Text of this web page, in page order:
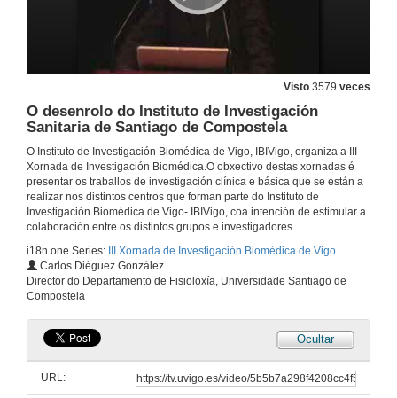
Visto 3579 veces
O desenrolo do Instituto de Investigación
Sanitaria de Santiago de Compostela
O Instituto de Investigación Biomédica de Vigo, IBIVigo, organiza a III
Xornada de Investigación Biomédica.O obxectivo destas xornadas é
presentar os traballos de investigación clínica e básica que se están a
realizar nos distintos centros que forman parte do Instituto de
Investigación Biomédica de Vigo- IBIVigo, coa intención de estimular a
colaboración entre os distintos grupos e investigadores.
i18n.one.Series:
III Xornada de Investigación Biomédica de Vigo
Carlos Diéguez González
Director do Departamento de Fisioloxía, Universidade Santiago de
Compostela
Ocultar
URL:
21 de maio de 2010
Quenda de preguntas
21 de maio de 2010
Quenda de preguntas
Prevalencia de EPOC na área sur de Galicia
21 de maio de 2010